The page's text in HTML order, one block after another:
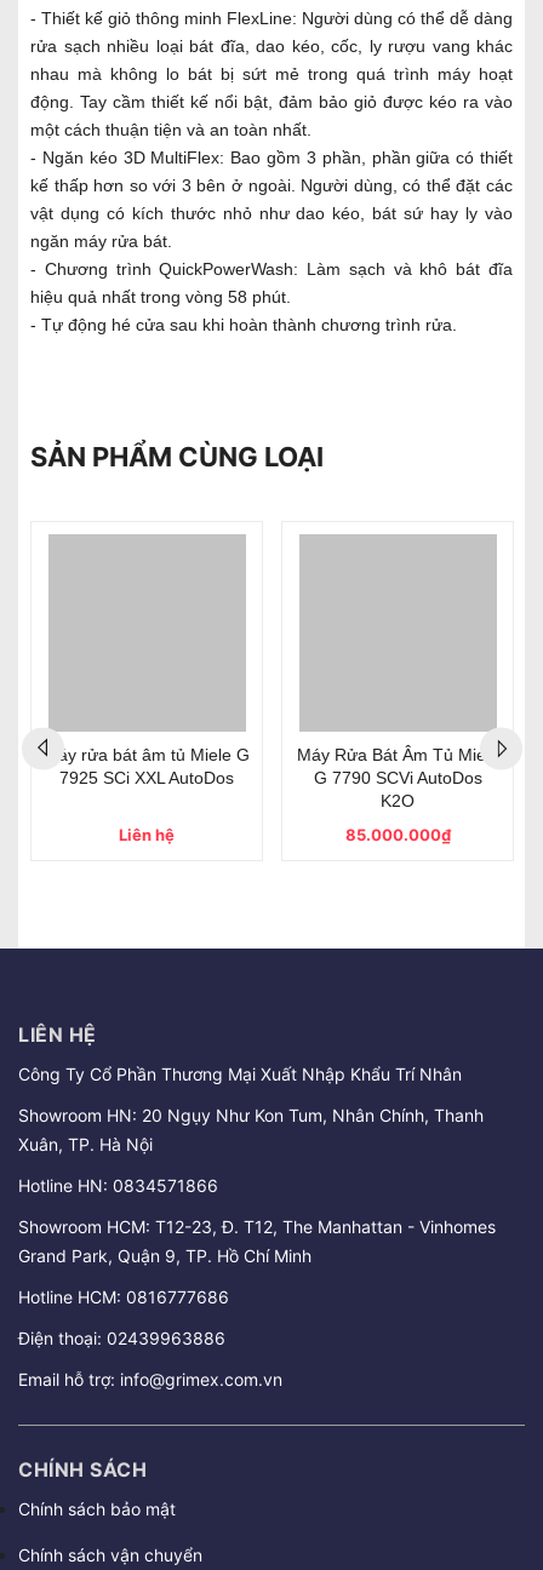
- Thiết kế giỏ thông minh FlexLine: Người dùng có thể dễ dàng
rửa sạch nhiều loại bát đĩa, dao kéo, cốc, ly rượu vang khác
nhau mà không lo bát bị sứt mẻ trong quá trình máy hoạt
động. Tay cầm thiết kế nổi bật, đảm bảo giỏ được kéo ra vào
một cách thuận tiện và an toàn nhất.
- Ngăn kéo 3D MultiFlex: Bao gồm 3 phần, phần giữa có thiết
kế thấp hơn so với 3 bên ở ngoài. Người dùng, có thể đặt các
vật dụng có kích thước nhỏ như dao kéo, bát sứ hay ly vào
ngăn máy rửa bát.
- Chương trình QuickPowerWash: Làm sạch và khô bát đĩa
hiệu quả nhất trong vòng 58 phút.
- Tự động hé cửa sau khi hoàn thành chương trình rửa.
SẢN PHẨM CÙNG LOẠI
Máy rửa bát âm tủ Miele G
7925 SCi XXL AutoDos
Liên hệ
Máy Rửa Bát Âm Tủ Miele
G 7790 SCVi AutoDos
K2O
85.000.000₫
LIÊN HỆ
Công Ty Cổ Phần Thương Mại Xuất Nhập Khẩu Trí Nhân
Showroom HN: 20 Ngụy Như Kon Tum, Nhân Chính, Thanh
Xuân, TP. Hà Nội
Hotline HN: 0834571866
Showroom HCM: T12-23, Đ. T12, The Manhattan - Vinhomes
Grand Park, Quận 9, TP. Hồ Chí Minh
Hotline HCM: 0816777686
Điện thoại: 02439963886
Email hỗ trợ: info@grimex.com.vn
CHÍNH SÁCH
Chính sách bảo mật
Chính sách vận chuyển